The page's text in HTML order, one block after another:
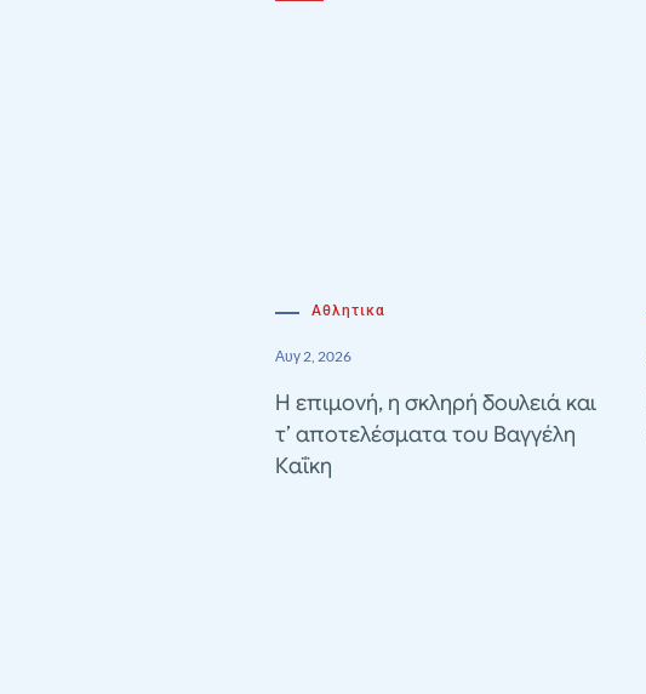
Αθλητικα
Αυγ 2, 2026
Η επιμονή, η σκληρή δουλειά και
τ’ αποτελέσματα του Βαγγέλη
Καΐκη